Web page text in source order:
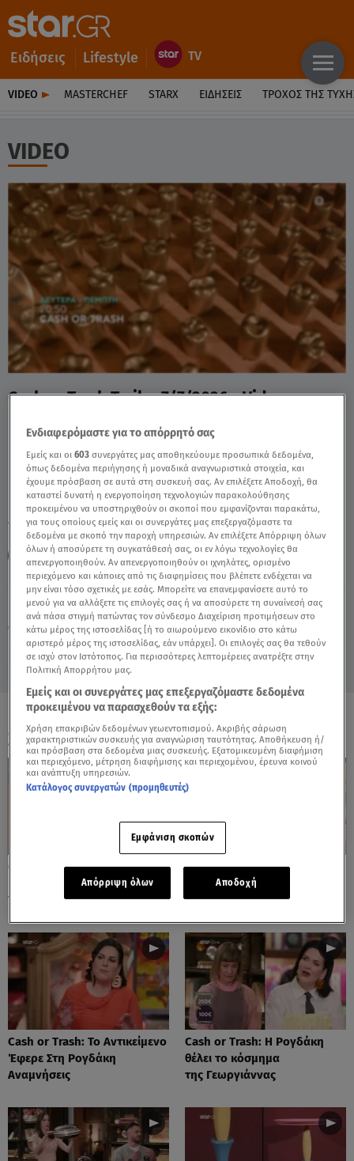
Ειδήσεις Lifestyle
VIDEO MASTERCHEF STARX ΕΙΔΉΣΕΙΣ ΤΡΟΧΌΣ ΤΗΣ
VIDEO
Κυριακή 9 Αυγούστου 2026
07.07.26, 16:00 MEDIA
Cash or Trash Trailer 7/7/2026 - Video
TAGS: CASH OR TRASH CASH OR TRASH
ΔΕΣΠΟΙΝΑ ΜΟΙΡΑΡΑΚΗ ΘΑΝΟΣ ΛΟΥΔΟΣ
ΟΛΑ ΤΑ ΒΙΝΤΕΟ
Cash or Trash: Η Μάρω
Κοντού Δημοπράτησε Πίνακά
Της!
Cash or Trash: Το Αντικείμενο
Που Ενθουσίασε Τη Χιωτίνη
Cash or Trash: Το Αντικείμενο
Έφερε Στη Ρογδάκη
Αναμνήσεις
Cash or Trash: Η Ρογδάκη
θέλει το κόσμημα
της Γεωργιάννας
Ενδιαφερόμαστε για το απόρρητό σας
Εμείς και οι603 συνεργάτες μας αποθηκεύουμε προσωπικά δεδομένα,
όπως δεδομένα περιήγησης ή μοναδικά αναγνωριστικά στοιχεία, και
έχουμε πρόσβαση σε αυτά στη συσκευή σας. Αν επιλέξετε Αποδοχή, θα
καταστεί δυνατή η ενεργοποίηση τεχνολογιών παρακολούθησης
προκειμένου να υποστηριχθούν οι σκοποί που εμφανίζονται παρακάτω,
για τους οποίους εμείς και οι συνεργάτες μας επεξεργαζόμαστε τα
δεδομένα με σκοπό την παροχή υπηρεσιών. Αν επιλέξετε Απόρριψη όλων
όλων ή αποσύρετε τη συγκατάθεσή σας, οι εν λόγω τεχνολογίες θα
απενεργοποιηθούν. Αν απενεργοποιηθούν οι ιχνηλάτες, ορισμένο
περιεχόμενο και κάποιες από τις διαφημίσεις που βλέπετε ενδέχεται να
μην είναι τόσο σχετικές με εσάς. Μπορείτε να επανεμφανίσετε αυτό το
μενού για να αλλάξετε τις επιλογές σας ή να αποσύρετε τη συναίνεσή σας
ανά πάσα στιγμή πατώντας τον σύνδεσμο Διαχείριση προτιμήσεων στο
κάτω μέρος της ιστοσελίδας [ή το αιωρούμενο εικονίδιο στο κάτω
αριστερό μέρος της ιστοσελίδας, εάν υπάρχει]. Οι επιλογές σας θα τεθούν
σε ισχύ στον Ιστότοπος. Για περισσότερες λεπτομέρειες ανατρέξτε στην
Πολιτική Απορρήτου μας.
Εμείς και οι συνεργάτες μας επεξεργαζόμαστε δεδομένα
προκειμένου να παρασχεθούν τα εξής:
Χρήση επακριβών δεδομένων γεωεντοπισμού. Ακριβής σάρωση
χαρακτηριστικών συσκευής για αναγνώριση ταυτότητας. Αποθήκευση ή/
και πρόσβαση στα δεδομένα μιας συσκευής. Εξατομικευμένη διαφήμιση
και περιεχόμενο, μέτρηση διαφήμισης και περιεχομένου, έρευνα κοινού
και ανάπτυξη υπηρεσιών.
Κατάλογος συνεργατών (προμηθευτές)
Εμφάνιση σκοπών
Απόρριψη όλων Αποδοχή